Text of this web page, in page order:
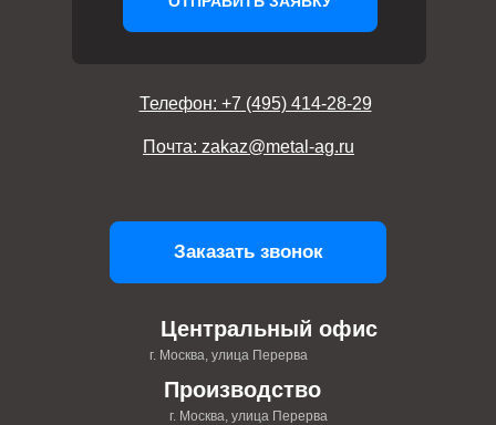
Центральный офис
г. Москва, улица Перерва
Производство
г. Москва, улица Перерва
Телефон: +7 (495) 414-28-29
Почта: zakaz@metal-ag.ru
Заказать звонок